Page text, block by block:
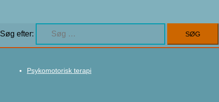
Søg efter:
Psykomotorisk terapi